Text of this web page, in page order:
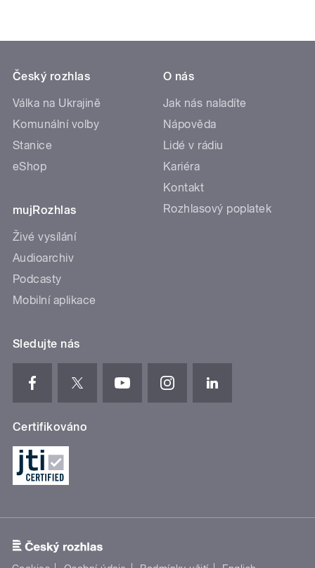
Český rozhlas
Válka na Ukrajině
Komunální volby
Stanice
eShop
mujRozhlas
Živé vysílání
Audioarchiv
Podcasty
Mobilní aplikace
O nás
Jak nás naladíte
Nápověda
Lidé v rádiu
Kariéra
Kontakt
Rozhlasový poplatek
Sledujte nás
Certifikováno